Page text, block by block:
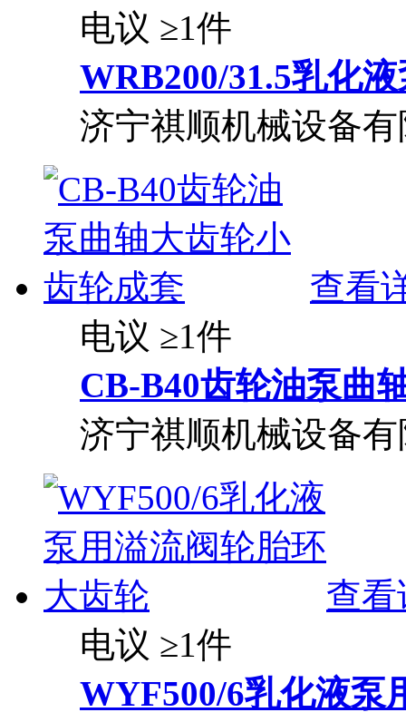
电议 ≥1件
WRB200/31.5乳化
济宁祺顺机械设备
查看
电议 ≥1件
CB-B40齿轮油泵曲
济宁祺顺机械设备
查
电议 ≥1件
WYF500/6乳化液泵